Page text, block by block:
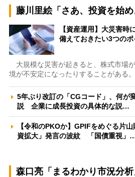
藤川里絵「さあ、投資を始め
【資産運用】大災害時
備えておきたい3つの
大規模な災害が起きると、株式市場
境が不安定になったりすることがある
5年ぶり改訂の「CGコード」、何が
説 企業に成長投資の具体的な説…
【令和のPKOか】GPIFをめぐる片
資拡大」発言の波紋 「国債重視」
森口亮「まるわかり市況分析